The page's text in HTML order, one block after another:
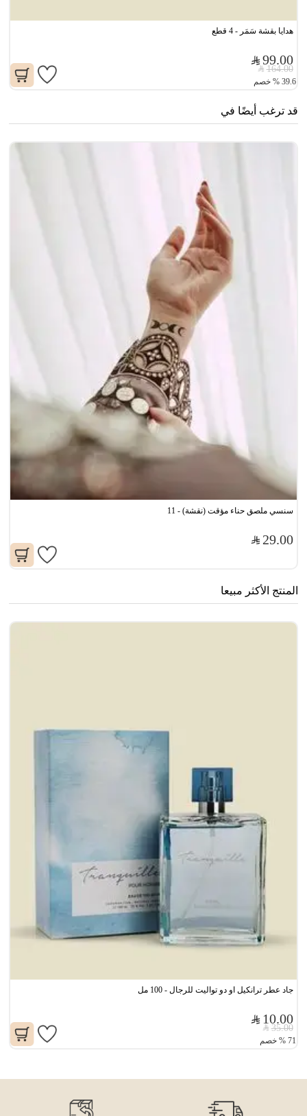
هدايا بقشة سَمَر - 4 قطع
99.00
164.00
39.6
% خصم
قد ترغب أيضًا في
سنسي ملصق حناء مؤقت (نقشة) - 11
29.00
المنتج الأكثر مبيعا
جاد عطر ترانكيل او دو تواليت للرجال - 100 مل
10.00
35.00
71
% خصم